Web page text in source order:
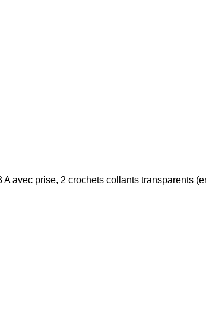
avec prise, 2 crochets collants transparents